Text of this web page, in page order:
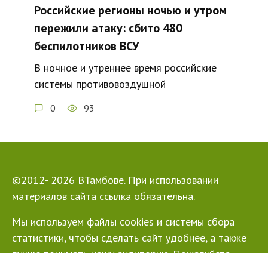
Российские регионы ночью и утром
пережили атаку: сбито 480
беспилотников ВСУ
В ночное и утреннее время российские
системы противовоздушной
0 93
©2012- 2026 ВТамбове. При использовании
материалов сайта ссылка обязательна.
Мы используем файлы cookies и системы сбора
статистики, чтобы сделать сайт удобнее, а также